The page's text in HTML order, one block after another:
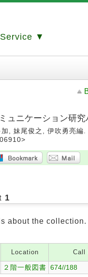
▼
ュニケーション研究
加, 妹尾俊之, 伊吹勇亮
1
about the collection.
Location Call
２階一般図書 674//188